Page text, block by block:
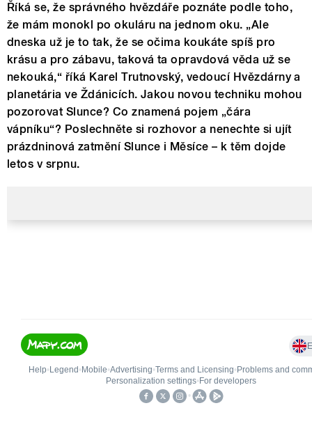
Říká se, že správného hvězdáře poznáte podle toho,
že mám monokl po okuláru na jednom oku. „Ale
dneska už je to tak, že se očima koukáte spíš pro
krásu a pro zábavu, taková ta opravdová věda už se
nekouká,“ říká Karel Trutnovský, vedoucí Hvězdárny a
planetária ve Ždánicích. Jakou novou techniku mohou
pozorovat Slunce? Co znamená pojem „čára
vápníku“? Poslechněte si rozhovor a nenechte si ujít
prázdninová zatmění Slunce i Měsíce – k těm dojde
letos v srpnu.